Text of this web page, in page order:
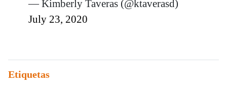
— Kimberly Taveras (@ktaverasd)
July 23, 2020
Etiquetas